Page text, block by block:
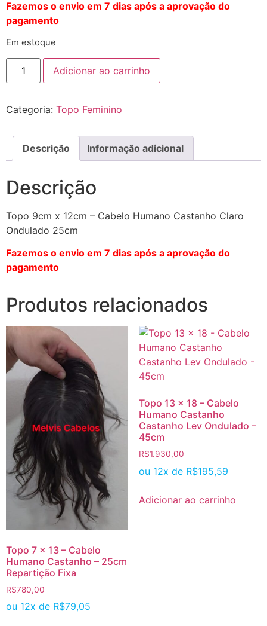
Fazemos o envio em 7 dias após a aprovação do
pagamento
Em estoque
Adicionar ao carrinho
Categoria: Topo Feminino
Descrição Informação adicional
Descrição
Topo 9cm x 12cm – Cabelo Humano Castanho Claro
Ondulado 25cm
Fazemos o envio em 7 dias após a aprovação do
pagamento
Produtos relacionados
Topo 7 x 13 – Cabelo
Humano Castanho – 25cm
Repartição Fixa
R$780,00
ou 12x de R$79,05
Topo 13 x 18 – Cabelo
Humano Castanho
Castanho Lev Ondulado –
45cm
R$1.930,00
ou 12x de R$195,59
Adicionar ao carrinho